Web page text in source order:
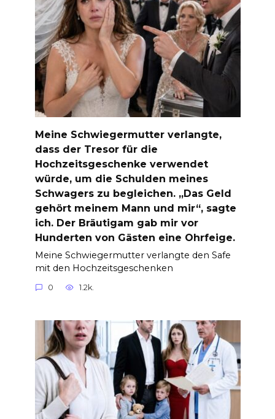
Meine Schwiegermutter verlangte,
dass der Tresor für die
Hochzeitsgeschenke verwendet
würde, um die Schulden meines
Schwagers zu begleichen. „Das Geld
gehört meinem Mann und mir“, sagte
ich. Der Bräutigam gab mir vor
Hunderten von Gästen eine Ohrfeige.
Meine Schwiegermutter verlangte den Safe
mit den Hochzeitsgeschenken
0 1.2k.